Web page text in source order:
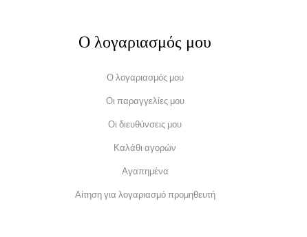
Ο λογαριασμός μου
Ο λογαριασμός μου
Οι παραγγελίες μου
Οι διευθύνσεις μου
Καλάθι αγορών
Αγαπημένα
Αίτηση για λογαριασμό προμηθευτή